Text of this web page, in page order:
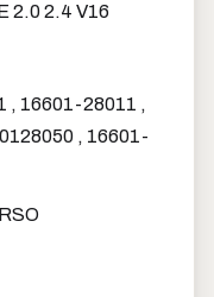
2.0 2.4 V16
, 16601-28011 ,
, 16601-